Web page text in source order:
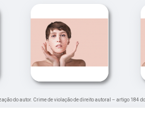
do autor. Crime de violação de direito autoral – artigo 184